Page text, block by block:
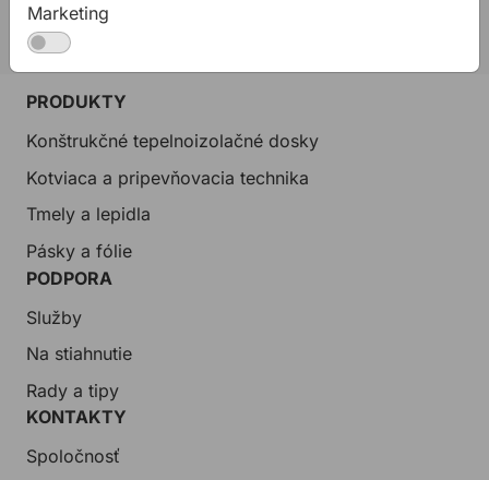
allmediasro (po-ne 7-22 h)
PRODUKTY
Konštrukčné tepelnoizolačné dosky
Kotviaca a pripevňovacia technika
Tmely a lepidla
Pásky a fólie
PODPORA
Služby
Na stiahnutie
Rady a tipy
KONTAKTY
Spoločnosť
Marketing